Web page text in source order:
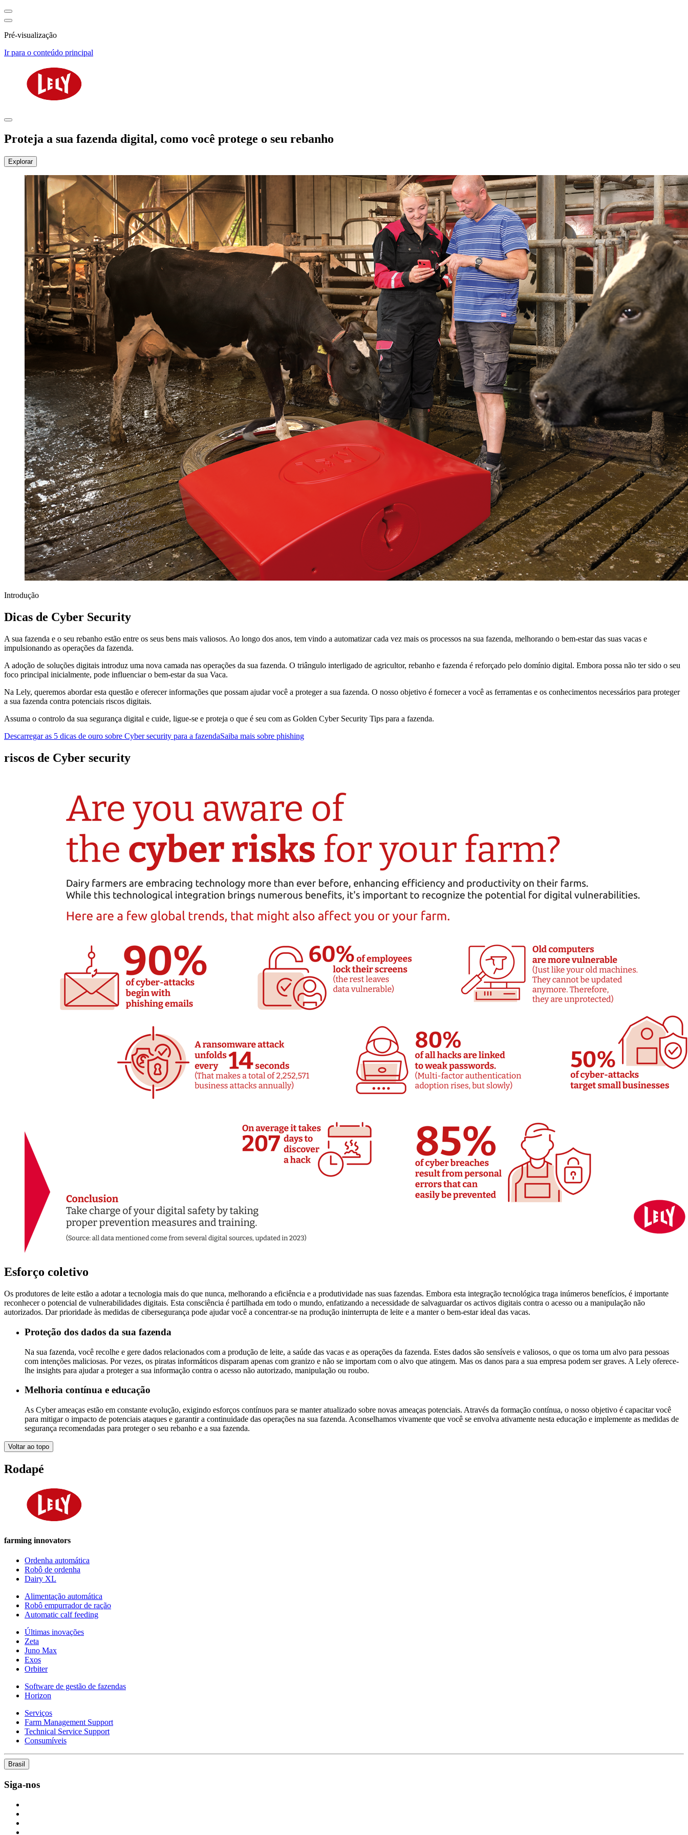
Pré-visualização
Ir para o conteúdo principal
Proteja a sua fazenda digital, como você protege o seu rebanho
Explorar
Introdução
Dicas de Cyber Security
A sua fazenda e o seu rebanho estão entre os seus bens mais valiosos. Ao longo dos anos, tem vindo a automatizar cada vez mais os processos na sua fazenda, melhorando o bem-estar das suas vacas e
impulsionando as operações da fazenda.
A adoção de soluções digitais introduz uma nova camada nas operações da sua fazenda. O triângulo interligado de agricultor, rebanho e fazenda é reforçado pelo domínio digital. Embora possa não ter sido o seu
foco principal inicialmente, pode influenciar o bem-estar da sua Vaca.
Na Lely, queremos abordar esta questão e oferecer informações que possam ajudar você a proteger a sua fazenda. O nosso objetivo é fornecer a você as ferramentas e os conhecimentos necessários para proteger
a sua fazenda contra potenciais riscos digitais.
Assuma o controlo da sua segurança digital e cuide, ligue-se e proteja o que é seu com as Golden Cyber Security Tips para a fazenda.
Descarregar as 5 dicas de ouro sobre Cyber security para a fazendaSaiba mais sobre phishing
riscos de Cyber security
Esforço coletivo
Os produtores de leite estão a adotar a tecnologia mais do que nunca, melhorando a eficiência e a produtividade nas suas fazendas. Embora esta integração tecnológica traga inúmeros benefícios, é importante
reconhecer o potencial de vulnerabilidades digitais. Esta consciência é partilhada em todo o mundo, enfatizando a necessidade de salvaguardar os activos digitais contra o acesso ou a manipulação não
autorizados. Dar prioridade às medidas de cibersegurança pode ajudar você a concentrar-se na produção ininterrupta de leite e a manter o bem-estar ideal das vacas.
Proteção dos dados da sua fazenda
Na sua fazenda, você recolhe e gere dados relacionados com a produção de leite, a saúde das vacas e as operações da fazenda. Estes dados são sensíveis e valiosos, o que os torna um alvo para pessoas
com intenções maliciosas. Por vezes, os piratas informáticos disparam apenas com granizo e não se importam com o alvo que atingem. Mas os danos para a sua empresa podem ser graves. A Lely oferece-
lhe insights para ajudar a proteger a sua informação contra o acesso não autorizado, manipulação ou roubo.
Melhoria contínua e educação
As Cyber ameaças estão em constante evolução, exigindo esforços contínuos para se manter atualizado sobre novas ameaças potenciais. Através da formação contínua, o nosso objetivo é capacitar você
para mitigar o impacto de potenciais ataques e garantir a continuidade das operações na sua fazenda. Aconselhamos vivamente que você se envolva ativamente nesta educação e implemente as medidas de
segurança recomendadas para proteger o seu rebanho e a sua fazenda.
Voltar ao topo
Rodapé
farming innovators
Ordenha automática
Robô de ordenha
Dairy XL
Alimentação automática
Robô empurrador de ração
Automatic calf feeding
Últimas inovações
Zeta
Juno Max
Exos
Orbiter
Software de gestão de fazendas
Horizon
Serviços
Farm Management Support
Technical Service Support
Consumíveis
Brasil
Siga-nos